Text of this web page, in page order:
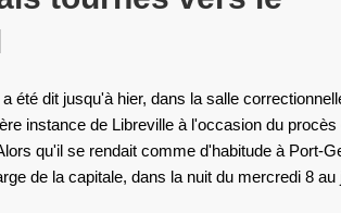
été dit jusqu'à hier, dans la salle
instance de Libreville à l'occasion du procès
qu'il se rendait comme d'habitude à Port-
de la capitale, dans la nuit du mercredi 8 au